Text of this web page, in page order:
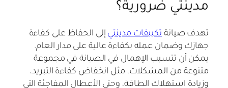
مدينتي ضرورية؟
تهدف صيانة تكييفات مدينتي إلى الحفاظ على كفاءة
جهازك وضمان عمله بكفاءة عالية على مدار العام.
يمكن أن تتسبب الإهمال في الصيانة في مجموعة
متنوعة من المشكلات، مثل انخفاض كفاءة التبريد،
وزيادة استهلاك الطاقة، وحتى الأعطال المفاجئة التي